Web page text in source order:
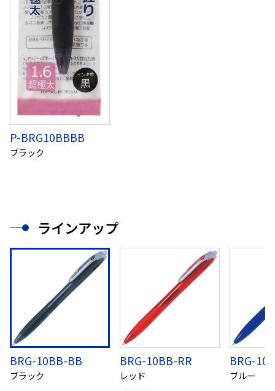
P-BRG10BBBB
ブラック
ラインアップ
BRG-10BB-BB
ブラック
BRG-10BB-RR
レッド
BRG-
ブルー